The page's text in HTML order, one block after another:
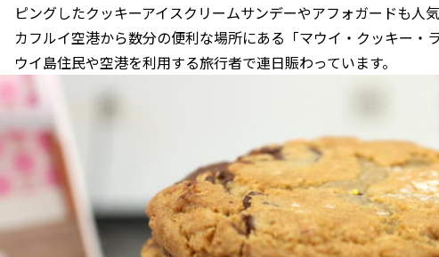
ピングしたクッキーアイスクリームサンデーやアフォガードも人気
カフルイ空港から数分の便利な場所にある「マウイ・クッキー・
ウイ島住民や空港を利用する旅行者で連日賑わっています。